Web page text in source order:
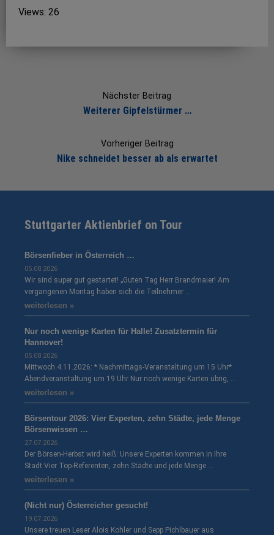
Views: 26
Nächster Beitrag
Weiterer Gipfelstürmer …
Vorheriger Beitrag
Nike schneidet besser ab als erwartet
Stuttgarter Aktienbrief on Tour
Börsenfieber in Österreich …
05.08.2026
Wir sind super gut gestartet! „Guten Tag Herr Brandmaier! Am
vergangenen Montag haben sich die Teilnehmer …
weiterlesen »
Nur noch wenige Karten für Halle! Zusatztermin für
Hannover!
05.08.2026
Mittwoch 4.11.2026: * Nachmittags-Veranstaltung um 15 Uhr*
Abendveranstaltung um 19 Uhr Nur noch wenige Karten übrig, …
weiterlesen »
Börsentour 2026: Vier Experten, zehn Städte, jede Menge
Börsenwissen …
27.07.2026
Der Börsen-Herbst wird heiß: Unsere Experten kommen in Ihre
Stadt:Vier Top-Referenten, zehn Städte und jede Menge …
weiterlesen »
(Nicht nur) Österreicher gesucht!
19.07.2026
Unsere treuen Leser Alois Kohler und Sepp Pichlbauer aus